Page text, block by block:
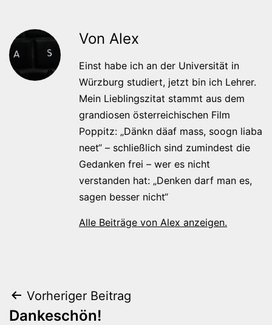
Von Alex
Einst habe ich an der Universität in
Würzburg studiert, jetzt bin ich Lehrer.
Mein Lieblingszitat stammt aus dem
grandiosen österreichischen Film
Poppitz: „Dänkn däaf mass, soogn liaba
neet“ – schließlich sind zumindest die
Gedanken frei – wer es nicht
verstanden hat: „Denken darf man es,
sagen besser nicht“
Alle Beiträge von Alex anzeigen.
Beitragsnavigation
Vorheriger Beitrag
Dankeschön!